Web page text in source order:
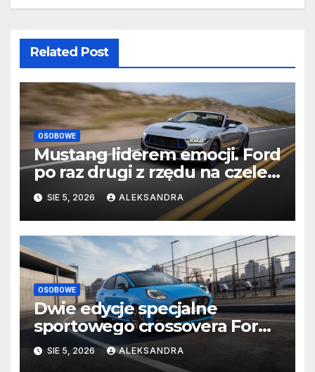
Related Post
OSOBOWE
Mustang liderem emocji. Ford
po raz drugi z rzędu na czele
rankingu J.D. Power APEAL
wśród samochodów
sportowych
SIE 5, 2026 ALEKSANDRA
OSOBOWE
Dwie edycje specjalne
sportowego crossovera Forda
– Puma Gen-E Black Edition
oraz Puma ST Edition
SIE 5, 2026 ALEKSANDRA